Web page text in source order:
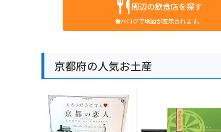
周辺の飲食店を探す
食べログで地図が表示されます。
京都府の人気お土産